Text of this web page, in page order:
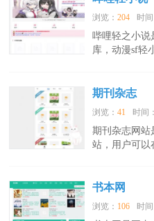
浏览：204 时
哔哩轻之小说
库，动漫sf轻
期刊杂志
浏览：41 时间
期刊杂志网站
站，用户可以
书本网
浏览： 106 时